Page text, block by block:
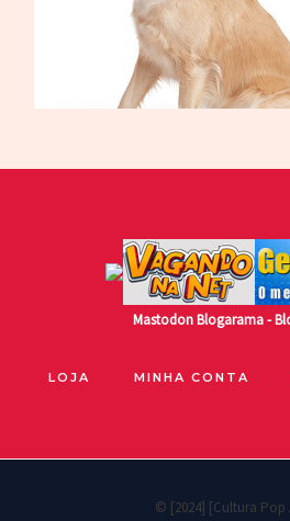
MastodonBlogarama -
LOJA MINHA CONTA
© [2024] [Cultura Pop